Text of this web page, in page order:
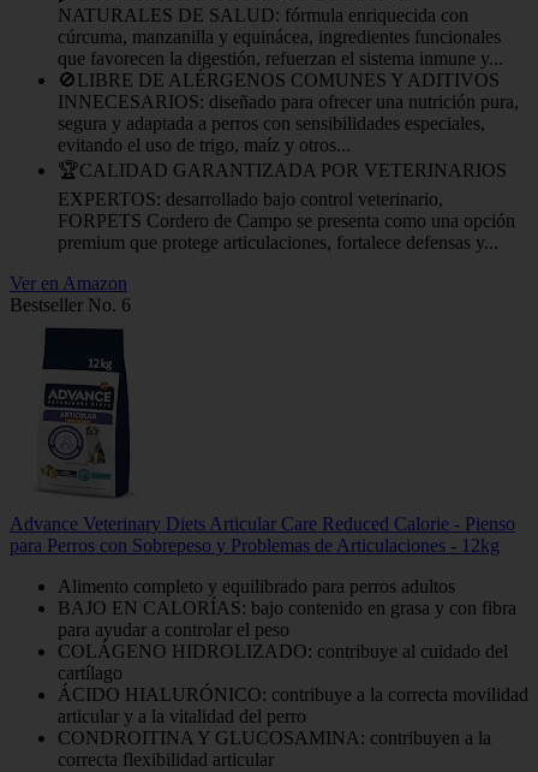
NATURALES DE SALUD: fórmula enriquecida con
cúrcuma, manzanilla y equinácea, ingredientes funcionales
que favorecen la digestión, refuerzan el sistema inmune y...
🚫LIBRE DE ALÉRGENOS COMUNES Y ADITIVOS
INNECESARIOS: diseñado para ofrecer una nutrición pura,
segura y adaptada a perros con sensibilidades especiales,
evitando el uso de trigo, maíz y otros...
🏆CALIDAD GARANTIZADA POR VETERINARIOS
EXPERTOS: desarrollado bajo control veterinario,
FORPETS Cordero de Campo se presenta como una opción
premium que protege articulaciones, fortalece defensas y...
Ver en Amazon
Bestseller No. 6
Advance Veterinary Diets Articular Care Reduced Calorie - Pienso
para Perros con Sobrepeso y Problemas de Articulaciones - 12kg
Alimento completo y equilibrado para perros adultos
BAJO EN CALORÍAS: bajo contenido en grasa y con fibra
para ayudar a controlar el peso
COLÁGENO HIDROLIZADO: contribuye al cuidado del
cartílago
ÁCIDO HIALURÓNICO: contribuye a la correcta movilidad
articular y a la vitalidad del perro
CONDROITINA Y GLUCOSAMINA: contribuyen a la
correcta flexibilidad articular